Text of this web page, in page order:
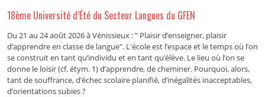
18ème Université d’Été du Secteur Langues du GFEN
Du 21 au 24 août 2026 à Vénissieux : " Plaisir d’enseigner, plaisir
d’apprendre en classe de langue". L'école est l’espace et le temps où l’on
se construit en tant qu’individu et en tant qu’élève. Le lieu où l’on se
donne le loisir (cf. étym. 1) d’apprendre, de cheminer. Pourquoi, alors,
tant de souffrance, d’échec scolaire planifié, d’inégalités inacceptables,
d’orientations subies ?